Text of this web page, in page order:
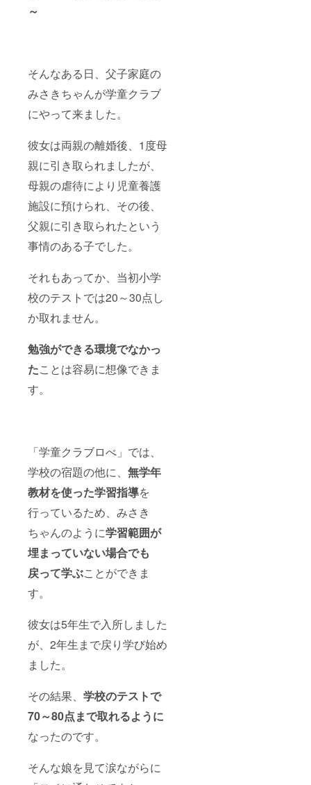
～
そんなある日、父子家庭の
みさきちゃんが学童クラブ
にやって来ました。
彼女は両親の離婚後、1度母
親に引き取られましたが、
母親の虐待により児童養護
施設に預けられ、その後、
父親に引き取られたという
事情のある子でした。
それもあってか、当初小学
校のテストでは20～30点し
か取れません。
勉強ができる環境でなかっ
たことは容易に想像できま
す。
「学童クラブロべ」では、
学校の宿題の他に、 無学年
教材を使った学習指導を
行っているため、みさき
ちゃんのように学習範囲が
埋まっていない場合でも
戻って学ぶことができま
す。
彼女は5年生で入所しました
が、2年生まで戻り学び始め
ました。
その結果、 学校のテストで
70～80点まで取れるように
なったのです。
そんな娘を見て涙ながらに